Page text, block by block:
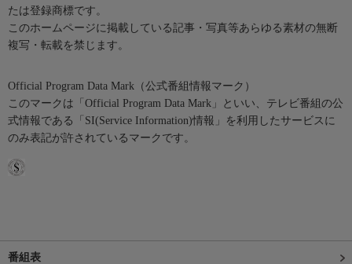
たは登録商標です。
このホームページに掲載している記事・写真等あらゆる素材の無断
複写・転載を禁じます。
Official Program Data Mark（公式番組情報マーク）
このマークは「Official Program Data Mark」といい、テレビ番組の公
式情報である「SI(Service Information)情報」を利用したサービスに
のみ表記が許されているマークです。
番組表